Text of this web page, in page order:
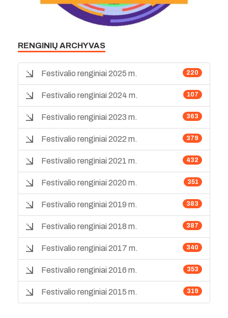
RENGINIŲ ARCHYVAS
220
Festivalio renginiai 2025 m.
107
Festivalio renginiai 2024 m.
363
Festivalio renginiai 2023 m.
379
Festivalio renginiai 2022 m.
432
Festivalio renginiai 2021 m.
351
Festivalio renginiai 2020 m.
383
Festivalio renginiai 2019 m.
387
Festivalio renginiai 2018 m.
340
Festivalio renginiai 2017 m.
353
Festivalio renginiai 2016 m.
319
Festivalio renginiai 2015 m.